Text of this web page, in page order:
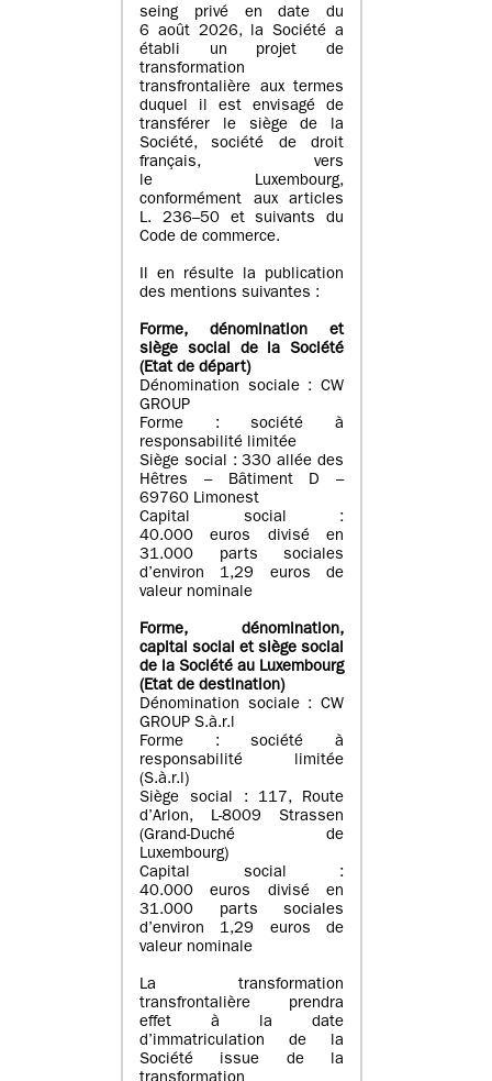
seing privé en date du
6 août 2026, la Société a
établi un projet de
transformation
transfrontalière aux termes
duquel il est envisagé de
transférer le siège de la
Société, société de droit
français, vers
le Luxembourg,
conformément aux articles
L. 236–50 et suivants du
Code de commerce.
Il en résulte la publication
des mentions suivantes :
Forme, dénomination et
siège social de la Société
(Etatde départ)
Dénomination sociale : CW
GROUP
Forme : société à
responsabilité limitée
Siège social : 330 allée des
Hêtres – Bâtiment D –
69760 Limonest
Capital social :
40.000 euros divisé en
31.000 parts sociales
d’environ 1,29 euros de
valeur nominale
Forme, dénomination,
capital social et siège social
de la Société au Luxembourg
(Etat de destination)
Dénomination sociale : CW
GROUP S.à.r.l
Forme : société à
responsabilité limitée
(S.à.r.l)
Siège social : 117, Route
d’Arlon, L-8009 Strassen
(Grand-Duché de
Luxembourg)
Capital social :
40.000 euros divisé en
31.000 parts sociales
d’environ 1,29 euros de
valeur nominale
La transformation
transfrontalière prendra
effet à la date
d’immatriculation de la
Société issue de la